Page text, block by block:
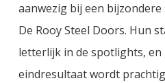
aanwezig bij een
De Rooy Steel Doors. Hun
letterlijk in de spotlights,
eindresultaat wordt